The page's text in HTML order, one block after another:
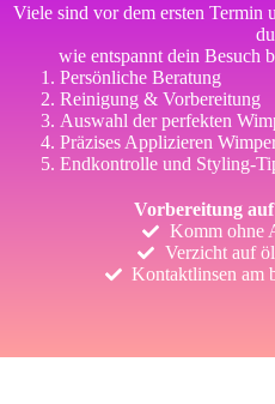
Viele sind vor dem ersten Termin
wie entspannt dein Besuch
Persönliche Beratung
Reinigung & Vorbereitung
Auswahl der perfekten
Präzises Applizieren
Endkontrolle und Styling-
Vorbereitung
Komm ohne
Verzicht auf
Kontaktlinsen am